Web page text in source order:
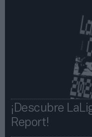
¡Descubre
Report!​​